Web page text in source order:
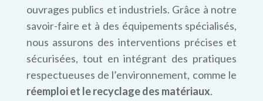
ouvrages publics et industriels. Grâce à notre
savoir-faire et à des équipements spécialisés,
nous assurons des interventions précises et
sécurisées, tout en intégrant des pratiques
respectueuses de l’environnement, comme le
réemploi et le recyclage des matériaux.